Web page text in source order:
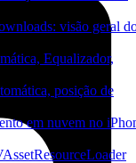
visão geral
Equalizador,
posição de
em nuvem no